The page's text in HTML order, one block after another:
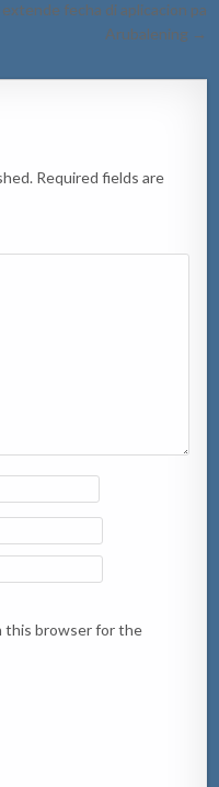
fecha di aplicacion pa
Arubalening →
Required fields are
this browser for the